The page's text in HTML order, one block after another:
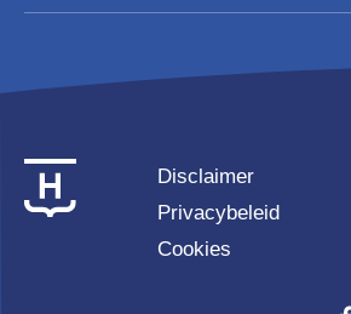
Disclaimer
Privacybeleid
Cookies